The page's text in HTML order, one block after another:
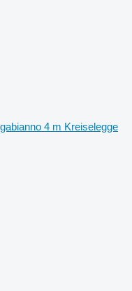
4 m Kreiselegge